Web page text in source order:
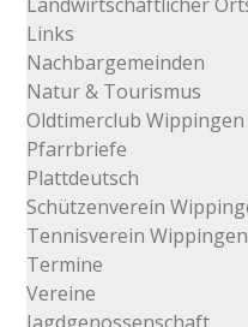
Links
Nachbargemeinden
Natur & Tourismus
Oldtimerclub Wippingen
Pfarrbriefe
Plattdeutsch
Schützenverein
Tennisverein Wippingen
Termine
Vereine